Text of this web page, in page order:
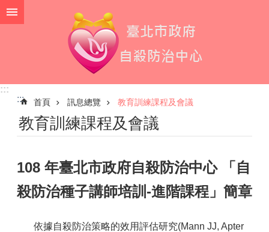
跳到主要內容區塊
:::
:::
首頁 訊息總覽 教育訓練課程及會議
教育訓練課程及會議
108 年臺北市政府自殺防治中心 「自
殺防治種子講師培訓-進階課程」簡章
依據自殺防治策略的效用評估研究(Mann JJ, Apter